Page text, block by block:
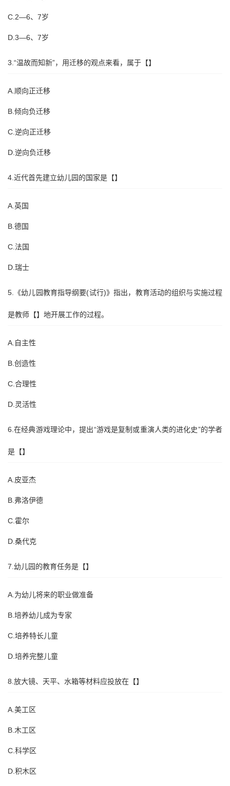
C.2—6、7岁
D.3—6、7岁
3.“温故而知新”，用迁移的观点来看，属于【】
A.顺向正迁移
B.倾向负迁移
C.逆向正迁移
D.逆向负迁移
4.近代首先建立幼儿园的国家是【】
A.英国
B.德国
C.法国
D.瑞士
5.《幼儿园教育指导纲要(试行)》指出，教育活动的组织与实施过程
是教师【】地开展工作的过程。
A.自主性
B.创造性
C.合理性
D.灵活性
6.在经典游戏理论中，提出“游戏是复制或重演人类的进化史”的学者
是【】
A.皮亚杰
B.弗洛伊德
C.霍尔
D.桑代克
7.幼儿园的教育任务是【】
A.为幼儿将来的职业做准备
B.培养幼儿成为专家
C.培养特长儿童
D.培养完整儿童
8.放大镜、天平、水箱等材料应投放在【】
A.美工区
B.木工区
C.科学区
D.积木区